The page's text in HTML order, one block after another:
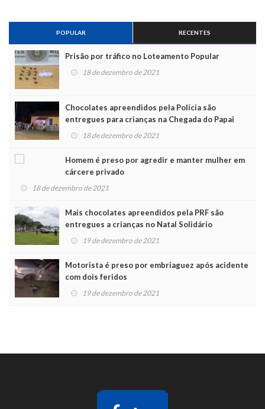
POPULAR RECENTES
Prisão por tráfico no Loteamento Popular
18 de dezembro de 2021
Chocolates apreendidos pela Polícia são
entregues para crianças na Chegada do Papai
Noel
18 de dezembro de 2021
Homem é preso por agredir e manter mulher em
cárcere privado
18 de dezembro de 2021
Mais chocolates apreendidos pela PRF são
entregues a crianças no Natal Solidário
19 de dezembro de 2021
Motorista é preso por embriaguez após acidente
com dois feridos
19 de dezembro de 2021